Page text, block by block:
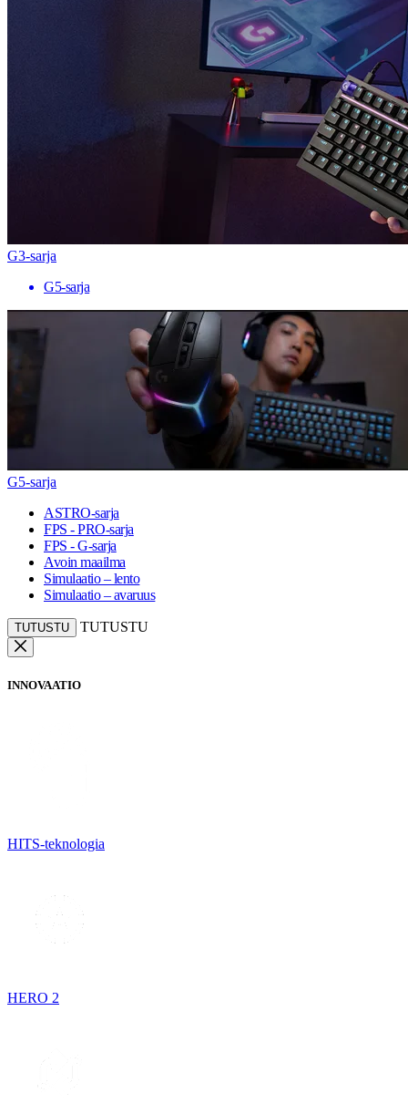
G3-sarja
G5-sarja
G5-sarja
ASTRO-sarja
FPS - PRO-sarja
FPS - G-sarja
Avoin maailma
Simulaatio – lento
Simulaatio – avaruus
TUTUSTU TUTUSTU
INNOVAATIO
HITS-teknologia
HERO 2